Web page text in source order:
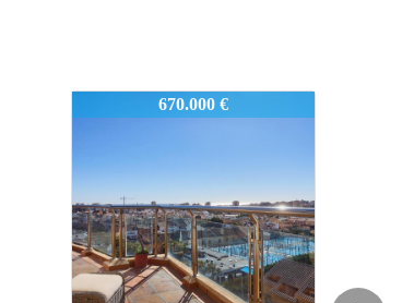
625.000 €